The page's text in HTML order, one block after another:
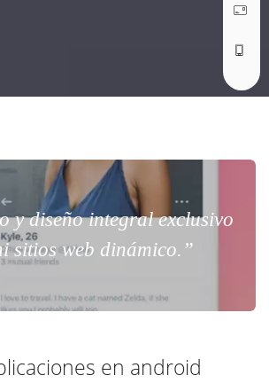
y diseño integral exclusivo
sitios web dinámico.”
en android